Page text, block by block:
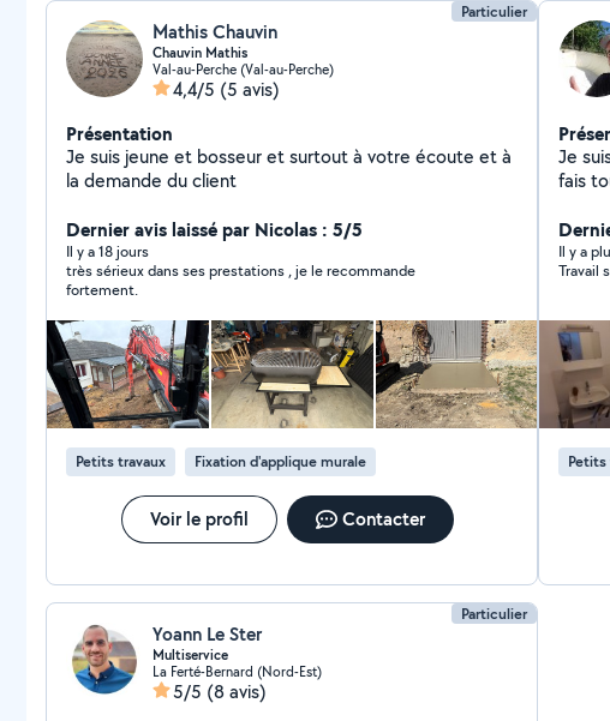
Particulier
Mathis Chauvin
Chauvin Mathis
Val-au-Perche (Val-au-Perche)
4,4/5 (5 avis)
Présentation
Je suis jeune et bosseur et surtout à votre écoute et à
la demande du client
Dernier avis laissé par Nicolas : 5/5
Il y a 18 jours
très sérieux dans ses prestations , je le recommande
fortement.
Petits travaux Fixation d'applique murale
Voir le profil Contacter
Je
fais
vous
par
SMS
Il y a
Travail
Petits
Particulier
Yoann Le Ster
Multiservice
La Ferté-Bernard (Nord-Est)
5/5 (8 avis)